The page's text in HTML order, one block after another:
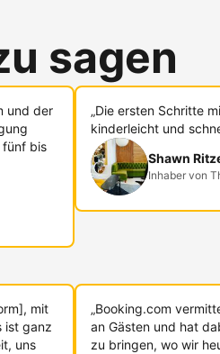
sagen
und der
fünf bis
„Die ersten Schritte
kinderleicht und
Shawn
Inhaber von
mit
ist ganz
uns
„Booking.com
an Gästen und hat
zu bringen, wo wir